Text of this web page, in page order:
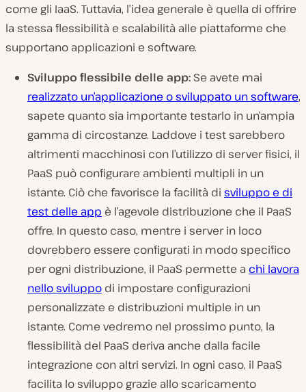
come gli IaaS. Tuttavia, l’idea generale è quella di offrire
la stessa flessibilità e scalabilità alle piattaforme che
supportano applicazioni e software.
Sviluppo flessibile delle app: Se avete mai
realizzato un’applicazione o sviluppato un software,
sapete quanto sia importante testarlo in un’ampia
gamma di circostanze. Laddove i test sarebbero
altrimenti macchinosi con l’utilizzo di server fisici, il
PaaS può configurare ambienti multipli in un
istante. Ciò che favorisce la facilità di sviluppo e di
test delle app è l’agevole distribuzione che il PaaS
offre. In questo caso, mentre i server in loco
dovrebbero essere configurati in modo specifico
per ogni distribuzione, il PaaS permette a chi lavora
nello sviluppo di impostare configurazioni
personalizzate e distribuzioni multiple in un
istante. Come vedremo nel prossimo punto, la
flessibilità del PaaS deriva anche dalla facile
integrazione con altri servizi. In ogni caso, il PaaS
facilita lo sviluppo grazie allo scaricamento